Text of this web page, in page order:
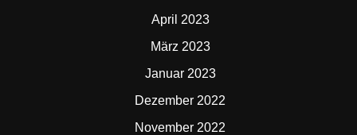
April 2023
März 2023
Januar 2023
Dezember 2022
November 2022